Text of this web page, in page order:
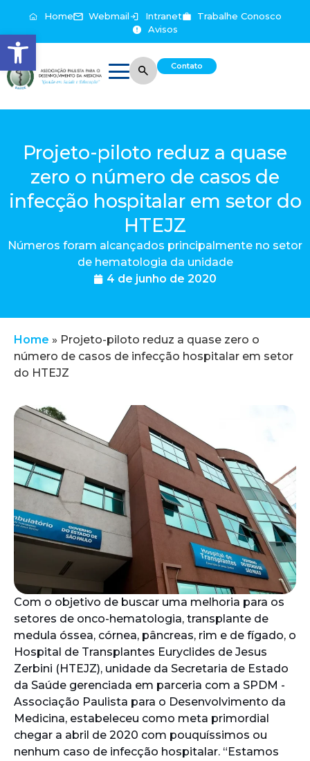
Abrir a barra de ferramentas
Home Webmail Intranet
Trabalhe Conosco
Avisos
Contato
Projeto-piloto reduz a quase
zero o número de casos de
infecção hospitalar em setor do
HTEJZ
Números foram alcançados principalmente no setor
de hematologia da unidade
4 de junho de 2020
Home » Projeto-piloto reduz a quase zero o
número de casos de infecção hospitalar em setor
do HTEJZ
Com o objetivo de buscar uma melhoria para os
setores de onco-hematologia, transplante de
medula óssea, córnea, pâncreas, rim e de fígado, o
Hospital de Transplantes Euryclides de Jesus
Zerbini (HTEJZ), unidade da Secretaria de Estado
da Saúde gerenciada em parceria com a SPDM -
Associação Paulista para o Desenvolvimento da
Medicina, estabeleceu como meta primordial
chegar a abril de 2020 com pouquíssimos ou
nenhum caso de infecção hospitalar. “Estamos